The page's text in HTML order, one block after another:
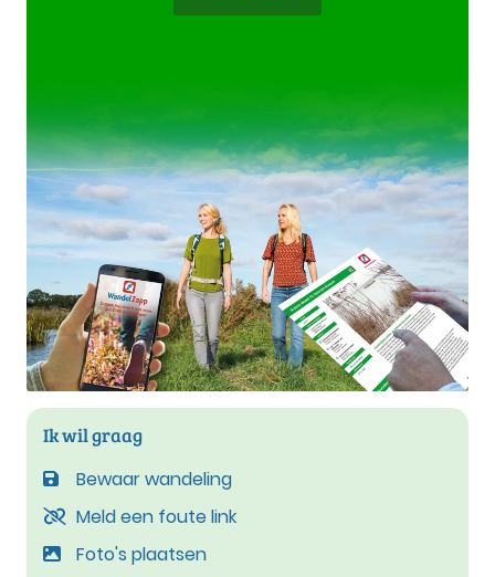
Ik wil graag
Bewaar wandeling
Meld een foute link
Foto's plaatsen